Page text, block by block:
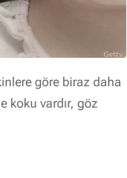
göre biraz daha
koku vardır, göz